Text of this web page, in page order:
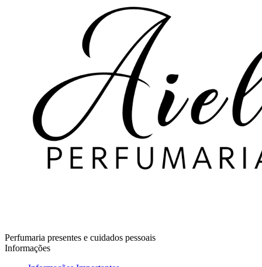
Perfumaria presentes e cuidados pessoais
Informações